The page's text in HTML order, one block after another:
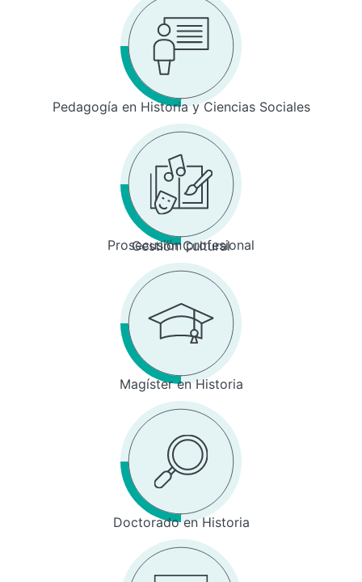
Pedagogía en Historia y Ciencias Sociales
Prosecusión profesional
Gestión Cultural
Magíster en Historia
Doctorado en Historia